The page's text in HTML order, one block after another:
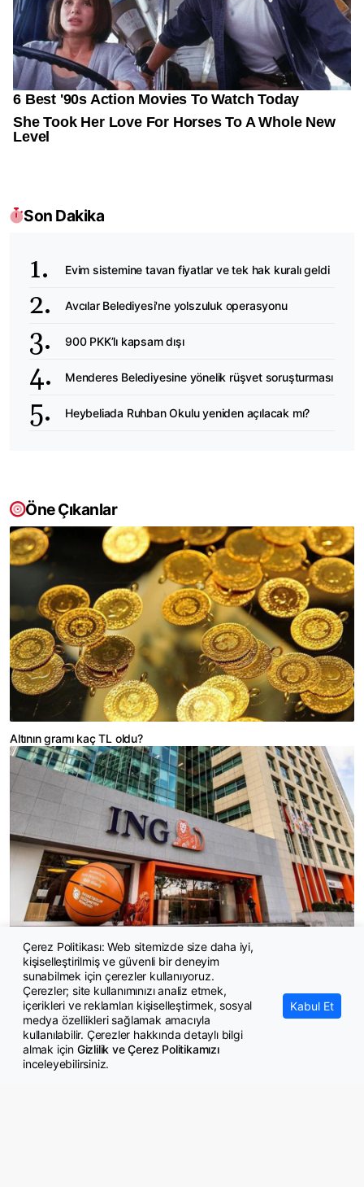
Son Dakika
Evim sistemine tavan fiyatlar ve tek hak kuralı geldi
Avcılar Belediyesi'ne yolszuluk operasyonu
900 PKK’lı kapsam dışı
Menderes Belediyesine yönelik rüşvet soruşturması
Heybeliada Ruhban Okulu yeniden açılacak mı?
Öne Çıkanlar
Altının gramı kaç TL oldu?
ING 2026 yılına ilişkin enflasyon, faiz ve dolar/TL tahminlerini
açıkladı
Çerez Politikası: Web sitemizde size daha iyi,
kişiselleştirilmiş ve güvenli bir deneyim
sunabilmek için çerezler kullanıyoruz.
Çerezler; site kullanımınızı analiz etmek,
içerikleri ve reklamları kişiselleştirmek, sosyal
medya özellikleri sağlamak amacıyla
kullanılabilir. Çerezler hakkında detaylı bilgi
almak için Gizlilik ve Çerez Politikamızı
inceleyebilirsiniz.
Kabul Et